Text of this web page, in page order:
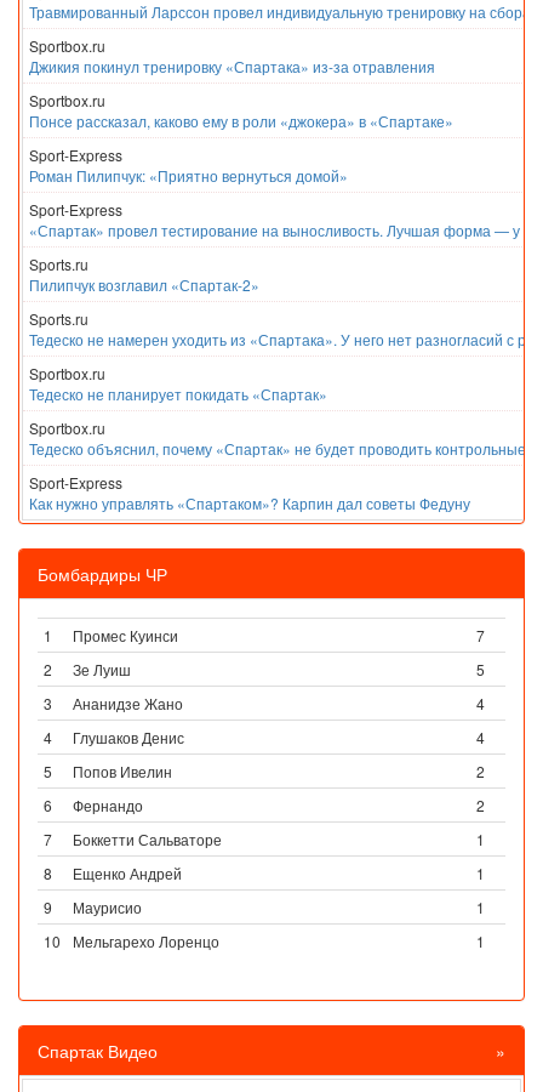
Травмированный Ларссон провел индивидуальную тренировку на
Sportbox.ru
Джикия покинул тренировку «Спартака» из-за отравления
Sportbox.ru
Понсе рассказал, каково ему в роли «джокера» в «Спартаке»
Sport-Express
Роман Пилипчук: «Приятно вернуться домой»
Sport-Express
«Спартак» провел тестирование на выносливость. Лучшая форма — у
Sports.ru
Пилипчук возглавил «Спартак-2»
Sports.ru
Тедеско не намерен уходить из «Спартака». У него нет разногласий с
Sportbox.ru
Тедеско не планирует покидать «Спартак»
Sportbox.ru
Тедеско объяснил, почему «Спартак» не будет проводить контрольные
Sport-Express
Как нужно управлять «Спартаком»? Карпин дал советы Федуну
Бомбардиры ЧР
1 Промес Куинси
7
2
Зе Луиш
5
3
Ананидзе Жано
4
4
Глушаков Денис
4
5
Попов Ивелин
2
6
Фернандо
2
7
Боккетти Сальваторе
1
8
Ещенко Андрей
1
9
Маурисио
1
10
Мельгарехо Лоренцо 1
Спартак Видео »